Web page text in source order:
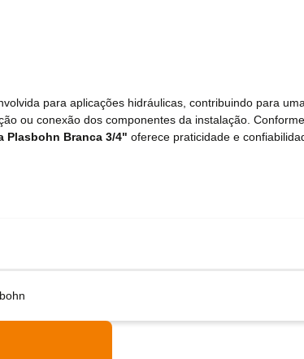
para aplicações hidráulicas, contribuindo para
ou conexão dos componentes da instalação.
Plasbohn Branca 3/4" oferece praticidade e